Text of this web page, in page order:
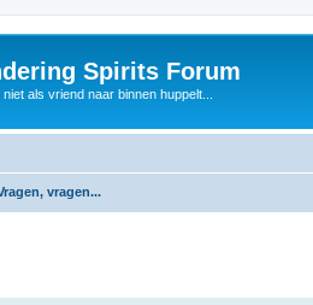
Spirits Forum
als vriend naar binnen huppelt...
vragen...